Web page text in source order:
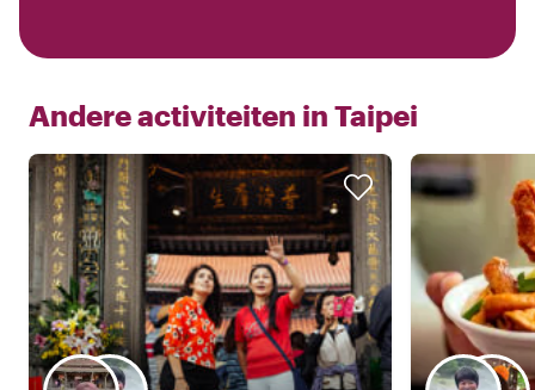
Andere activiteiten in Taipei